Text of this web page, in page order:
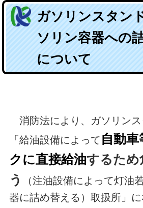
ガソリンスタン
ソリン容器への
について
消防法により、ガソリンス
「給油設備によって 自動
クに直接給油するため
う
（注油設備によって灯油
器に詰め替える）取扱所」に